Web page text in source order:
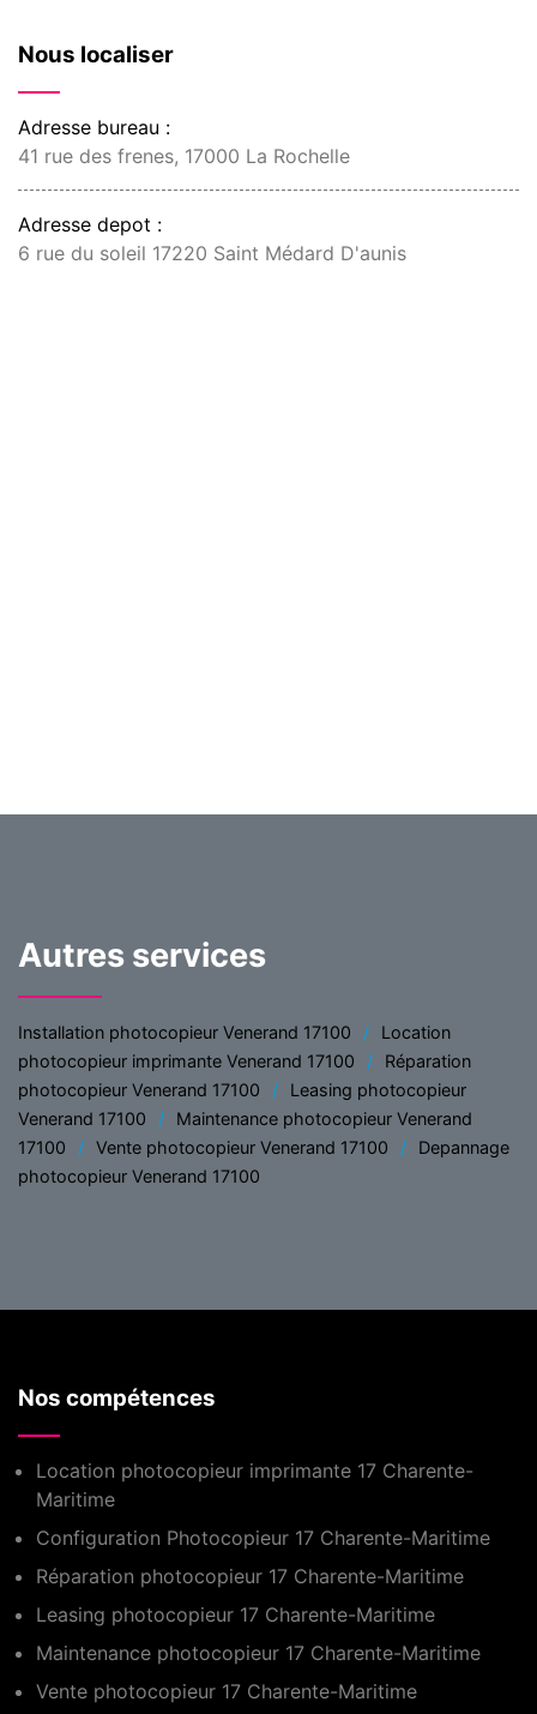
Nous localiser
Adresse bureau :
41 rue des frenes, 17000 La Rochelle
Adresse depot :
6 rue du soleil 17220 Saint Médard D'aunis
Autres services
Installation photocopieur Venerand 17100
Location
photocopieur imprimante Venerand 17100
Réparation
photocopieur Venerand 17100
Leasing photocopieur
Venerand 17100
Maintenance photocopieur Venerand
17100
Vente photocopieur Venerand 17100
Depannage
photocopieur Venerand 17100
Nos compétences
Location photocopieur imprimante 17 Charente-
Maritime
Configuration Photocopieur 17 Charente-Maritime
Réparation photocopieur 17 Charente-Maritime
Leasing photocopieur 17 Charente-Maritime
Maintenance photocopieur 17 Charente-Maritime
Vente photocopieur 17 Charente-Maritime